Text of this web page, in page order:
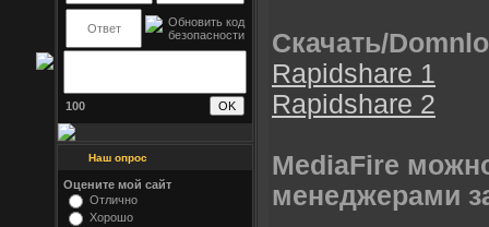
100
Наш опрос
Оцените мой сайт
Отлично
Хорошо
Скачать/
Rapidshare 1
Rapidshare 2
MediaFire
менеджерами